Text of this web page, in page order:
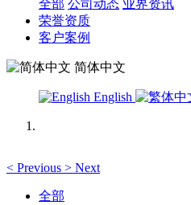
全部 公司动态 业界资讯
荣誉资质
客户案例
简体中文
English
< Previous > Next
全部